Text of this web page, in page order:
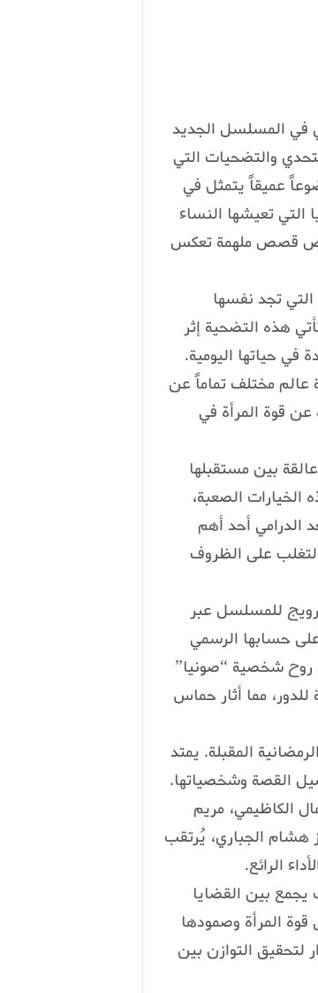
في المسلسل الجديد
والتضحيات التي
عميقاً يتمثل في
التي تعيشها النساء
قصص ملهمة تعكس
تجد نفسها
هذه التضحية إثر
في حياتها اليومية.
مختلف تماماً عن
قوة المرأة في
بين مستقبلها
الخيارات الصعبة،
الدرامي أحد أهم
على الظروف
للمسلسل عبر
حسابها الرسمي
روح شخصية “صونيا”
مما أثار حماس
الرمضانية المقبلة. يمتد
تفاصيل القصة وشخصياتها.
الكاظيمي، مريم
هشام الجباري، يُرتقب
الرائع.
يجمع بين القضايا
قوة المرأة وصمودها
لتحقيق التوازن بين